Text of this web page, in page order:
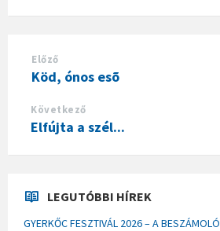
Előző
Köd, ónos esõ
Következő
Elfújta a szél...
LEGUTÓBBI HÍREK
GYERKŐC FESZTIVÁL 2026 – A BESZÁMOLÓ